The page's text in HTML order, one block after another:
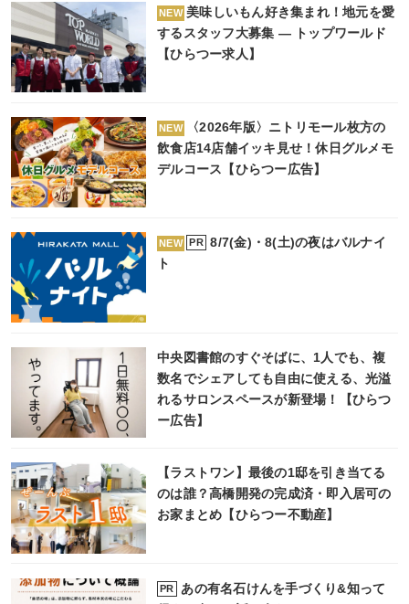
NEW 美味しいもん好き集まれ！地元を愛
するスタッフ大募集 ― トップワールド
【ひらつー求人】
NEW
〈2026年版〉ニトリモール枚方の
飲食店14店舗イッキ見せ！休日グルメモ
デルコース【ひらつー広告】
NEW PR
8/7(金)・8(土)の夜はバルナイ
ト
中央図書館のすぐそばに、1人でも、複
数名でシェアしても自由に使える、光溢
れるサロンスペースが新登場！【ひらつ
ー広告】
【ラストワン】最後の1邸を引き当てる
のは誰？高橋開発の完成済・即入居可の
お家まとめ【ひらつー不動産】
PR
あの有名石けんを手づくり&知って